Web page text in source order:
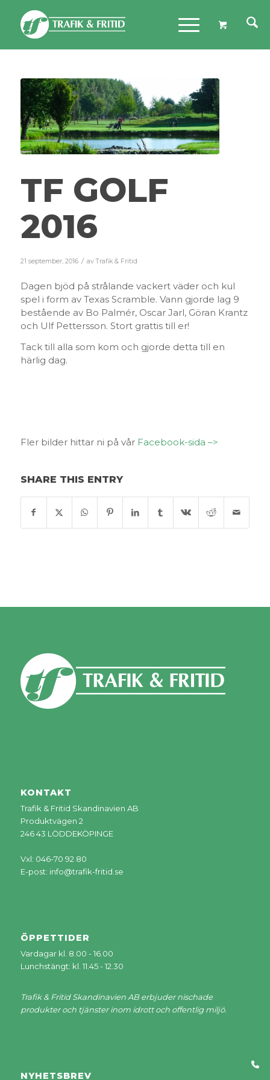
TF GOLF
2016
21 september, 2016 / avTrafik & Fritid
Dagen bjöd på strålande vackert väder och kul
spel i form av Texas Scramble. Vann gjorde lag 9
bestående av Bo Palmér, Oscar Jarl, Göran Krantz
och Ulf Pettersson. Stort grattis till er!
Tack till alla som kom och gjorde detta till en
härlig dag.
Fler bilder hittar ni på vår Facebook-sida –>
SHARE THIS ENTRY
KONTAKT
Trafik & Fritid Skandinavien AB
Produktvägen 2
246 43 LÖDDEKÖPINGE
Vxl: 046-70 92 80
E-post: info@trafik-fritid.se
ÖPPETTIDER
Vardagar kl. 8.00 - 16.00
Lunchstängt: kl. 11.45 - 12.30
Trafik & Fritid Skandinavien AB erbjuder nischade
produkter och tjänster inom idrott och offentlig miljö.
NYHETSBREV